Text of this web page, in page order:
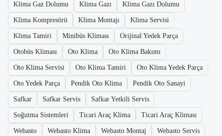
Klima Gaz Dolumu Klima Gazı Klima Gazı Dolumu
Klima Kompresörü Klima Montajı Klima Servisi
Klima Tamiri Minibüs Kliması Orijinal Yedek Parça
Otobüs Kliması Oto Klima Oto Klima Bakımı
Oto Klima Servisi Oto Klima Tamiri Oto Klima Yedek Parça
Oto Yedek Parça Pendik Oto Klima Pendik Oto Sanayi
Safkar Safkar Servis Safkar Yetkili Servis
Soğutma Sistemleri Ticari Araç Klima Ticari Araç Kliması
Webasto Webasto Klima Webasto Montaj Webasto Servis